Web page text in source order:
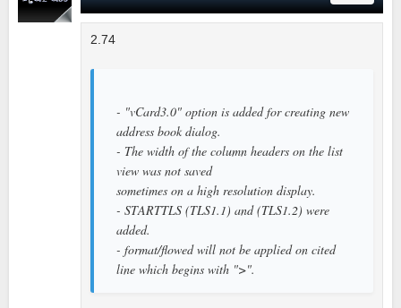
2.74
- "vCard3.0" option is added for creating new
address book dialog.
- The width of the column headers on the list
view was not saved
sometimes on a high resolution display.
- STARTTLS (TLS1.1) and (TLS1.2) were
added.
- format/flowed will not be applied on cited
line which begins with ">".